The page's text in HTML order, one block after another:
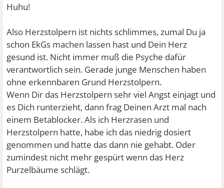
Huhu!
Also Herzstolpern ist nichts schlimmes, zumal Du ja
schon EkGs machen lassen hast und Dein Herz
gesund ist. Nicht immer muß die Psyche dafür
verantwortlich sein. Gerade junge Menschen haben
ohne erkennbaren Grund Herzstolpern.
Wenn Dir das Herzstolpern sehr viel Angst einjagt und
es Dich runterzieht, dann frag Deinen Arzt mal nach
einem Betablocker. Als ich Herzrasen und
Herzstolpern hatte, habe ich das niedrig dosiert
genommen und hatte das dann nie gehabt. Oder
zumindest nicht mehr gespürt wenn das Herz
Purzelbäume schlägt.